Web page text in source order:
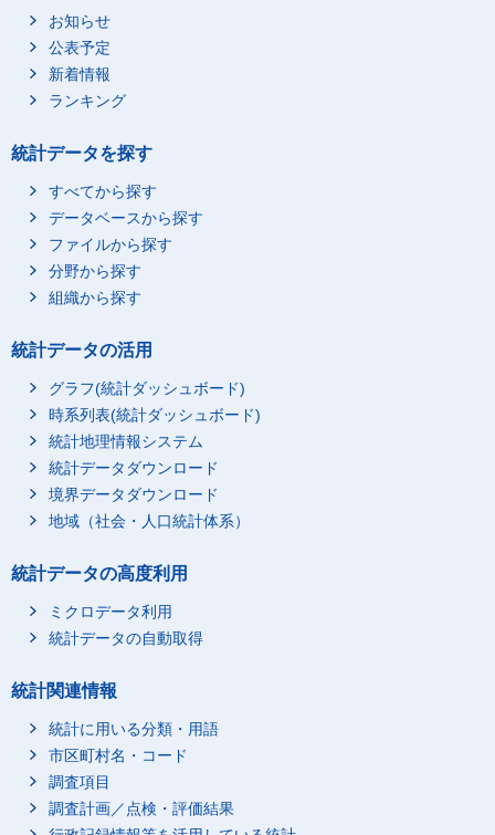
お知らせ
公表予定
新着情報
ランキング
統計データを探す
すべてから探す
データベースから探す
ファイルから探す
分野から探す
組織から探す
統計データの活用
グラフ(統計ダッシュボード)
時系列表(統計ダッシュボード)
統計地理情報システム
統計データダウンロード
境界データダウンロード
地域（社会・人口統計体系）
統計データの高度利用
ミクロデータ利用
統計データの自動取得
統計関連情報
統計に用いる分類・用語
市区町村名・コード
調査項目
調査計画／点検・評価結果